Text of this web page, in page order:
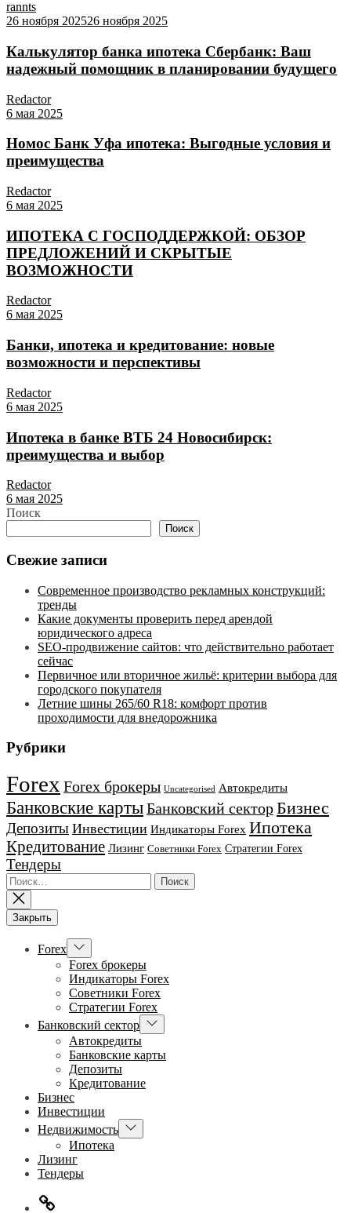
rannts
26 ноября 202526 ноября 2025
Калькулятор банка ипотека Сбербанк: Ваш
надежный помощник в планировании будущего
Redactor
6 мая 2025
Номос Банк Уфа ипотека: Выгодные условия и
преимущества
Redactor
6 мая 2025
ИПОТЕКА С ГОСПОДДЕРЖКОЙ: ОБЗОР
ПРЕДЛОЖЕНИЙ И СКРЫТЫЕ
ВОЗМОЖНОСТИ
Redactor
6 мая 2025
Банки, ипотека и кредитование: новые
возможности и перспективы
Redactor
6 мая 2025
Ипотека в банке ВТБ 24 Новосибирск:
преимущества и выбор
Redactor
6 мая 2025
Поиск
Поиск
Свежие записи
Современное производство рекламных конструкций:
тренды
Какие документы проверить перед арендой
юридического адреса
SEO-продвижение сайтов: что действительно работает
сейчас
Первичное или вторичное жильё: критерии выбора для
городского покупателя
Летние шины 265/60 R18: комфорт против
проходимости для внедорожника
Рубрики
Forex Forex брокеры Uncategorised Автокредиты
Банковские картыБанковский секторБизнес
Депозиты Инвестиции Индикаторы Forex Ипотека
Кредитование Лизинг Советники Forex Стратегии Forex
Тендеры
Найти:
Закрыть
Forex Показывать
подменю
Forex брокеры
Индикаторы Forex
Советники Forex
Стратегии Forex
Банковский сектор Показывать
подменю
Автокредиты
Банковские карты
Депозиты
Кредитование
Бизнес
Инвестиции
Недвижимость Показывать
подменю
Ипотека
Лизинг
Тендеры
Главная